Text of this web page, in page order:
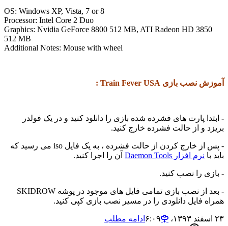
OS: Windows XP, Vista, 7 or 8
Processor: Intel Core 2 Duo
Graphics: Nvidia GeForce 8800 512 MB, ATI Radeon HD 3850
512 MB
Additional Notes: Mouse with wheel
آموزش نصب بازی Train Fever USA :
- ابتدا پارت های فشرده شده بازی را دانلود کنید و در یک فولدر
بریزد و از حالت فشرده خارج کنید.
- پس از خارج کردن از حالت فشرده ، به یک فایل iso می رسید که
باید با نرم افزار Daemon Tools آن را اجرا کنید.
- بازی را نصب کنید.
- بعد از نصب بازی تمامی فایل های موجود در پوشه SKIDROW
همراه فایل دانلودی را در مسیر نصب بازی کپی کنید.
۲۳ اسفند ۱۳۹۳،‏ ۶:۰۹
ادامه مطلب